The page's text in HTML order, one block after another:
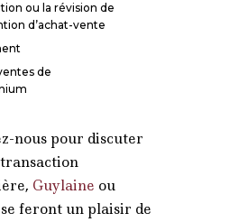
ou la révision de
d’achat-vente
de
nous pour discuter
Guylaine ou
se feront un plaisir de